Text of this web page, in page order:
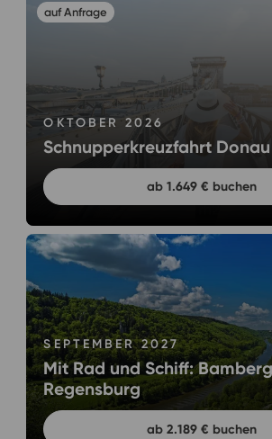
OKTOBER 2026
Schnupperkreuzfahrt Donau
ab 1.649 € buchen
SEPTEMBER 2027
Mit Rad und Schiff:
Regensburg
ab 2.189 € buchen